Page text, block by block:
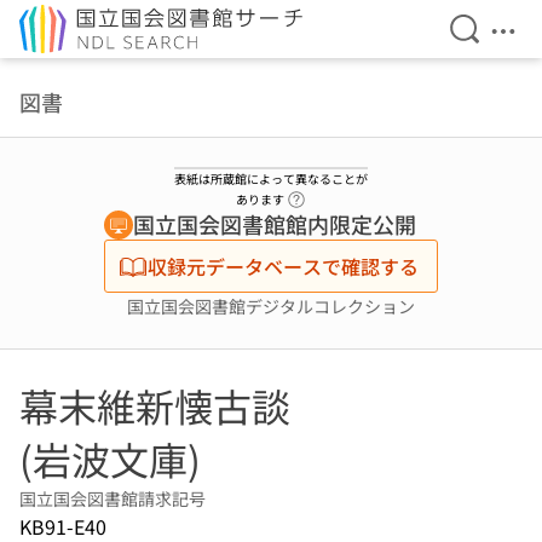
検索を
メ
図書
表紙は所蔵館によって異なることが
あります
国立国会図書館館内限定公開
収録元データベースで確認する
国立国会図書館デジタルコレクション
幕末維新懐古談
(岩波文庫)
国立国会図書館請求記号
KB91-E40